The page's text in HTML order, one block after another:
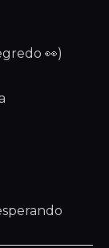
👀)